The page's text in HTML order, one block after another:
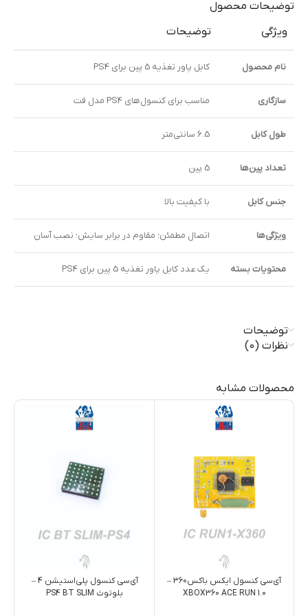
توضیحات محصول
ویژگی
توضیحات
نام محصول کابل پاور تغذیه 5 پین برای PS4
سازگاری مناسب برای کنسول‌های PS4 مدل فت
طول کابل 6.5 سانتی‌متر
تعداد پین‌ها 5 پین
جنس کابل با کیفیت بالا
ویژگی‌ها اتصال مطمئن؛ مقاوم در برابر سایش؛ نصب آسان
محتویات بسته یک عدد کابل پاور تغذیه 5 پین برای PS4
توضیحات
نظرات (0)
محصولات مشابه
آی‌سی کنسول ایکس باکس360 –
XBOX360 ACE RUN 1.0
آی‌سی کنسول پلی‌استیشن 4 –
بلوتوث PS4 BT SLIM